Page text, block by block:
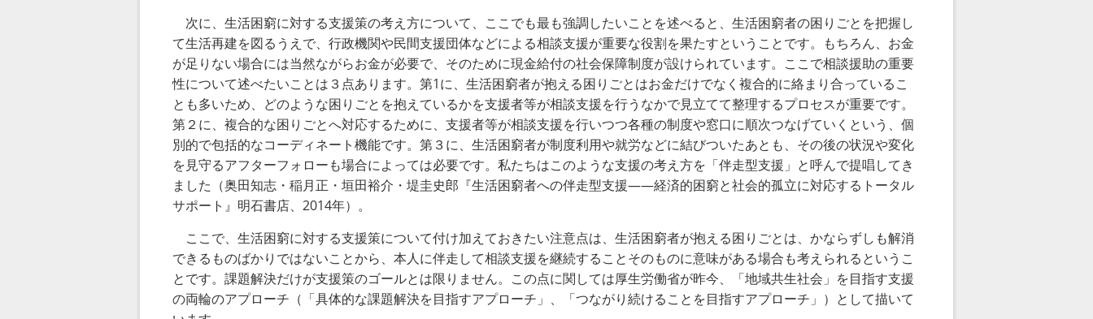
次に、生活困窮に対する支援策の考え方について、ここでも最も強調したいことを述べると、生活困窮者の困りごとを把握し
て生活再建を図るうえで、行政機関や民間支援団体などによる相談支援が重要な役割を果たすということです。もちろん、お金
が足りない場合には当然ながらお金が必要で、そのために現金給付の社会保障制度が設けられています。ここで相談援助の重要
性について述べたいことは３点あります。第1に、生活困窮者が抱える困りごとはお金だけでなく複合的に絡まり合っているこ
とも多いため、どのような困りごとを抱えているかを支援者等が相談支援を行うなかで見立てて整理するプロセスが重要です。
第２に、複合的な困りごとへ対応するために、支援者等が相談支援を行いつつ各種の制度や窓口に順次つなげていくという、個
別的で包括的なコーディネート機能です。第３に、生活困窮者が制度利用や就労などに結びついたあとも、その後の状況や変化
を見守るアフターフォローも場合によっては必要です。私たちはこのような支援の考え方を「伴走型支援」と呼んで提唱してき
ました（奥田知志・稲月正・垣田裕介・堤圭史郎『生活困窮者への伴走型支援――経済的困窮と社会的孤立に対応するトータル
サポート』明石書店、 2014年）。
ここで、生活困窮に対する支援策について付け加えておきたい注意点は、生活困窮者が抱える困りごとは、かならずしも解消
できるものばかりではないことから、本人に伴走して相談支援を継続することそのものに意味がある場合も考えられるというこ
とです。課題解決だけが支援策のゴールとは限りません。この点に関しては厚生労働省が昨今、「地域共生社会」を目指す支援
の両輪のアプローチ（「具体的な課題解決を目指すアプローチ」、「つながり続けることを目指すアプローチ」）として描いて